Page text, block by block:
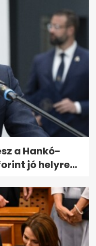
a Hankó-
jó helyre...